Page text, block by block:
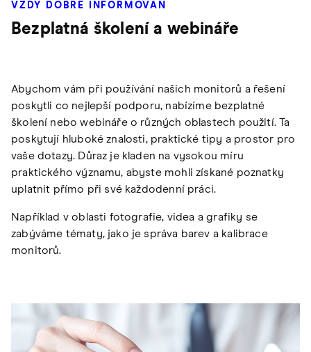
VŽDY DOBŘE INFORMOVÁN
Bezplatná školení a webináře
Abychom vám při používání našich monitorů a řešení
poskytli co nejlepší podporu, nabízíme bezplatné
školení nebo webináře o různých oblastech použití. Ta
poskytují hluboké znalosti, praktické tipy a prostor pro
vaše dotazy. Důraz je kladen na vysokou míru
praktického významu, abyste mohli získané poznatky
uplatnit přímo při své každodenní práci.
Například v oblasti fotografie, videa a grafiky se
zabýváme tématy, jako je správa barev a kalibrace
monitorů.